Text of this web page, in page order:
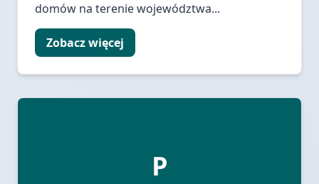
domów na terenie województwa...
Zobacz więcej
P